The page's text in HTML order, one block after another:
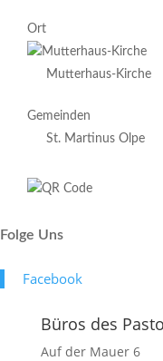
Ort
Mutterhaus-Kirche
Gemeinden
St. Martinus Olpe
Folge Uns
Face­book
Büros des
Auf der Mauer 6